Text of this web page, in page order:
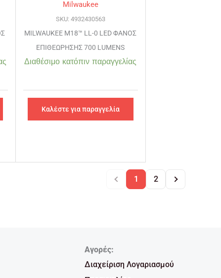
Milwaukee
SKU: 4932430563
MILWAUKEE M18™ LL-0 LED ΦΑΝΟΣ
ΕΠΙΘΕΩΡΗΣΗΣ 700 LUMENS
Διαθέσιμο κατόπιν παραγγελίας
Καλέστε για παραγγελία
1 2
Αγορές:
Διαχείριση Λογαριασμού